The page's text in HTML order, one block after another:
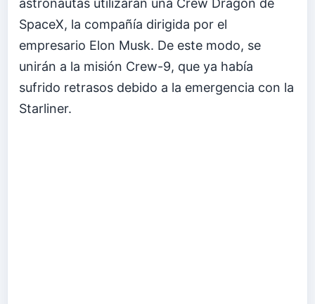
SpaceX, la compañía dirigida por el
empresario Elon Musk. De este modo, se
unirán a la misión Crew-9, que ya había
sufrido retrasos debido a la emergencia con la
Starliner.